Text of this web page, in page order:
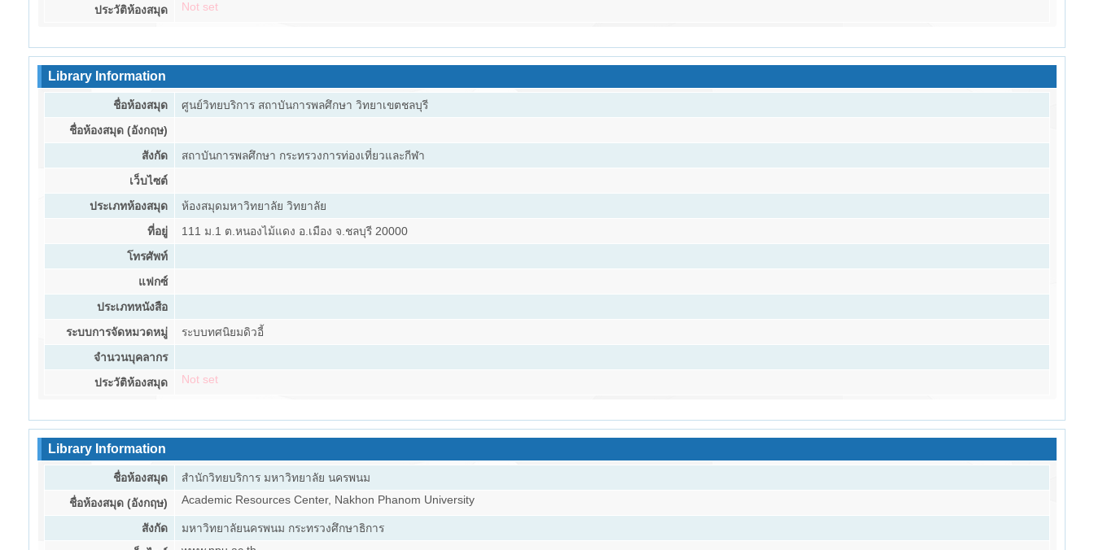
ประวัติห้องสมุด Not set
Library Information
ชื่อห้องสมุด ศูนย์วิทยบริการ สถาบันการพลศึกษา วิทยาเขตชลบุรี
ชื่อห้องสมุด (อังกฤษ)
สังกัด สถาบันการพลศึกษา กระทรวงการท่องเที่ยวและกีฬา
เว็บไซต์
ประเภทห้องสมุด ห้องสมุดมหาวิทยาลัย วิทยาลัย
ที่อยู่ 111 ม.1 ต.หนองไม้แดง อ.เมือง จ.ชลบุรี 20000
โทรศัพท์
แฟกซ์
ประเภทหนังสือ
ระบบการจัดหมวดหมู่ ระบบทศนิยมดิวอี้
จำนวนบุคลากร
ประวัติห้องสมุด Not set
Library Information
ชื่อห้องสมุด สำนักวิทยบริการ มหาวิทยาลัย นครพนม
ชื่อห้องสมุด (อังกฤษ) Academic Resources Center, Nakhon Phanom University
สังกัด มหาวิทยาลัยนครพนม กระทรวงศึกษาธิการ